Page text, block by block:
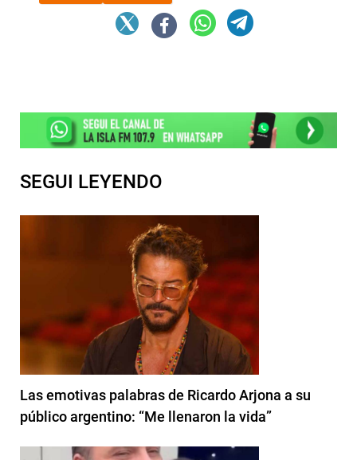
SEGUI LEYENDO
Las emotivas palabras de Ricardo Arjona a su
público argentino: “Me llenaron la vida”